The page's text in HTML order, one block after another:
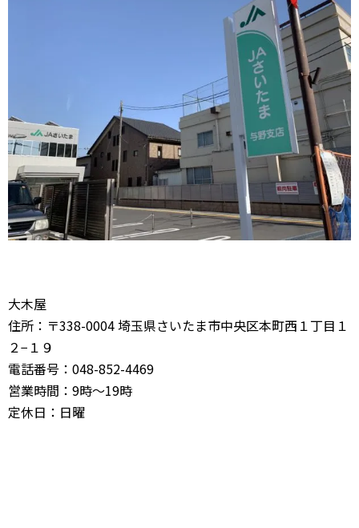
大木屋
住所：〒338-0004 埼玉県さいたま市中央区本町西１丁目１
２−１９
電話番号：048-852-4469
営業時間：9時～19時
定休日：日曜